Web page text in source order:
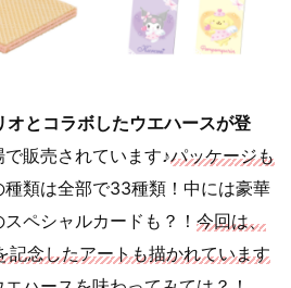
とコラボしたウエハースが登
販売されています♪パッケージも
種類は全部で33種類！中には豪華
ペシャルカードも？！ 今回は、
記念したアートも描かれています